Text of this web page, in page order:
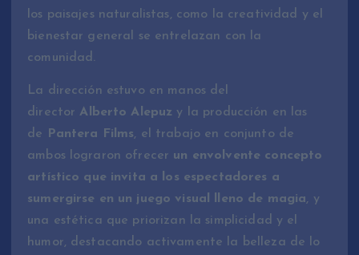
los paisajes naturalistas, como la creatividad y el
bienestar general se entrelazan con la
comunidad.
La dirección estuvo en manos del
director Alberto Alepuz y la producción en las
de
Pantera Films, el trabajo en conjunto de
ambos lograron ofrecer un envolvente concepto
artístico que invita a los espectadores a
sumergirse en un juego visual lleno de magia, y
una estética que priorizan la simplicidad y el
humor, destacando activamente la belleza de lo